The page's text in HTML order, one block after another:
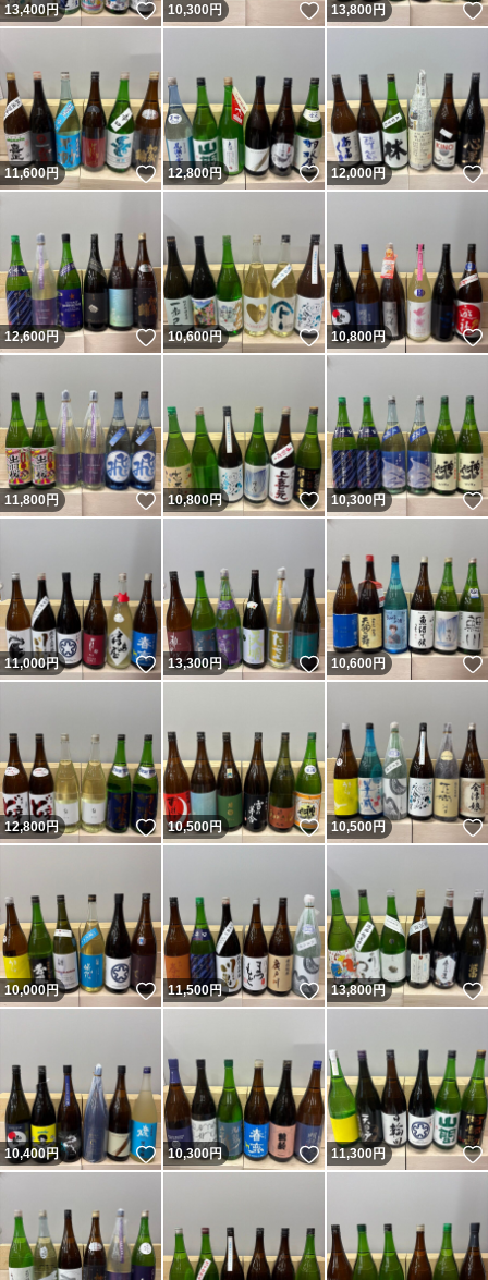
13,400円 いいね！
10,300円 いいね！
13,800円
11,600円 いいね！
12,800円 いいね！
12,000円
12,600円 いいね！
10,600円 いいね！
10,800円
11,800円 いいね！
10,800円 いいね！
10,300円
11,000円 いいね！
13,300円 いいね！
10,600円
12,800円 いいね！
10,500円 いいね！
10,500円
10,000円 いいね！
11,500円 いいね！
13,800円
10,400円 いいね！
10,300円 いいね！
11,300円